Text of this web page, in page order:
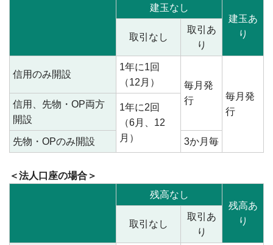
建玉なし
建玉あ
り
取引なし
取引あ
り
信用のみ開設
1年に1回
（12月）
毎月発
行
毎月発
行
信用、先物・OP両方
開設
1年に2回
（6月、12
月）
先物・OPのみ開設 3か月毎
＜法人口座の場合＞
残高なし
残高あ
り
取引なし
取引あ
り